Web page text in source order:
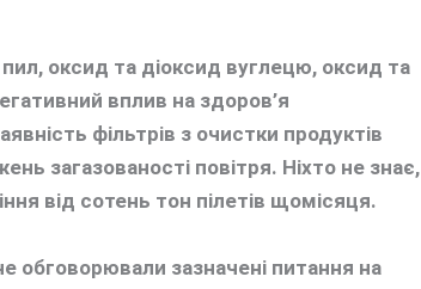
пил, оксид та діоксид вуглецю, оксид та
вплив на здоров’я
фільтрів з очистки продуктів
загазованості повітря. Ніхто не знає,
від сотень тон пілетів щомісяця.
обговорювали зазначені питання на